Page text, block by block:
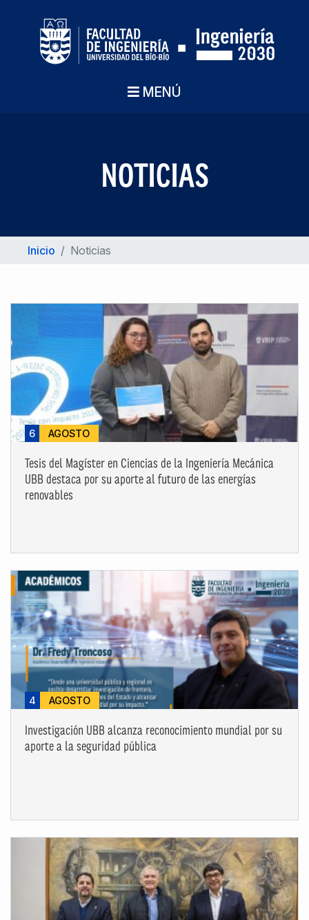
MENÚ
NOTICIAS
Inicio / Noticias
6 AGOSTO
Tesis del Magíster en Ciencias de la Ingeniería Mecánica
UBB destaca por su aporte al futuro de las energías
renovables
4 AGOSTO
Investigación UBB alcanza reconocimiento mundial por su
aporte a la seguridad pública